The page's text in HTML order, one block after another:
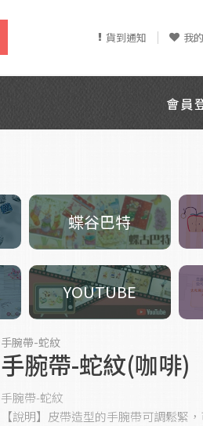
貨到通知 我
會員
蝶谷巴特
YOUTUBE
手腕帶-蛇紋
手腕帶-蛇紋(咖啡)
手腕帶-蛇紋
【說明】皮帶造型的手腕帶可調鬆緊